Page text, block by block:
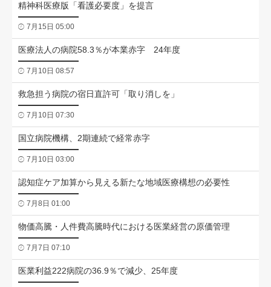
精神科医療版「看護必要度」を提言
7月15日 05:00
医療法人の病院58.3％が本業赤字 24年度
7月10日 08:57
救急担う病院の宿日直許可「取り消しを」
7月10日 07:30
国立病院機構、2期連続で経常赤字
7月10日 03:00
認知症ケア加算から見える新たな地域医療構想の必要性
7月8日 01:00
物価高騰・人件費高騰時代における医業経営の原価管理
7月7日 07:10
医業利益222病院の36.9％で減少、25年度